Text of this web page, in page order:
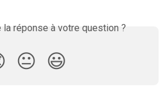
réponse à votre question ?
😐 😃